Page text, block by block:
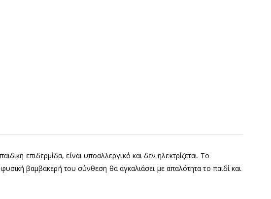
επιδερμίδα, είναι υποαλλεργικό και δεν ηλεκτρίζεται. Το
βαμβακερή του σύνθεση θα αγκαλιάσει με απαλότητα το παιδί και